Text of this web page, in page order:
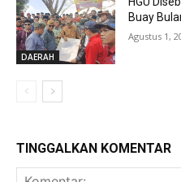
DAERAH
Buay
Agustus 1,
TINGGALKAN KOMENTAR